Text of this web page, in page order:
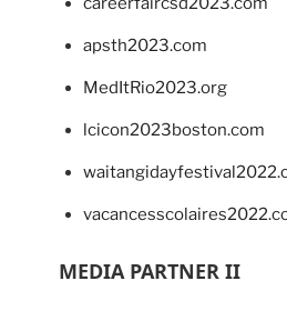
apsth2023.com
MedItRio2023.org
lcicon2023boston.com
MEDIA PARTNER II